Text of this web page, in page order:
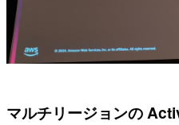
マルチリージョンの